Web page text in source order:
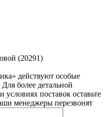
(20291)
действуют особые
более детальной
поставок оставьте
менеджеры перезвонят